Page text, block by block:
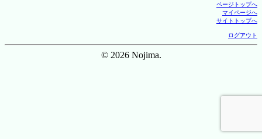
ページトップへ
マイページへ
サイトトップへ
ログアウト
© 2026 Nojima.